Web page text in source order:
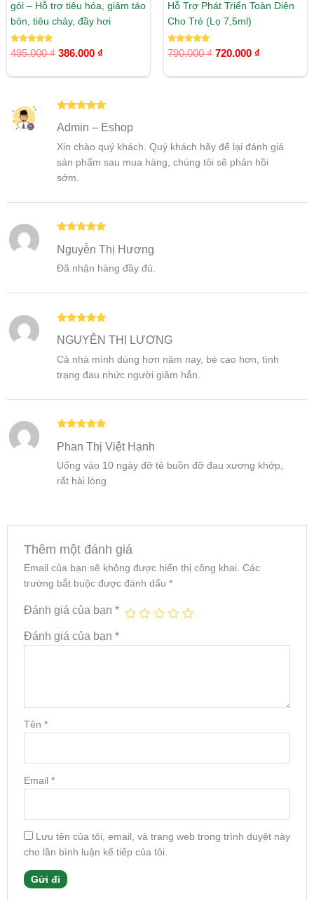
gói – Hỗ trợ tiêu hóa, giảm táo
bón, tiêu chảy, đầy hơi
Được xếp
hạng
495.000₫ 386.000 ₫
Hỗ Trợ Phát Triển Toàn Diện
Cho Trẻ (Lọ 7,5ml)
Được xếp
hạng
790.000₫ 720.000 ₫
hạng55
Admin – Eshop
Xin chào quý khách. Quý khách hãy để lại đánh giá
sản phẩm sau mua hàng, chúng tôi sẽ phản hồi
sớm.
hạng55
sao
Nguyễn Thị Hương
Đã nhận hàng đầy đủ.
Được xếp
hạng5 5
NGUYỄN THỊ LƯƠNG
Cả nhà mình dùng hơn năm nay, bé cao hơn, tình
trạng đau nhức người giảm hẳn.
hạng5 5
Phan Thị Việt Hạnh
Uống vào 10 ngày đỡ tê buồn đỡ đau xương khớp,
rất hài lòng
Thêm một đánh giá
Email của bạn sẽ không được hiển thị công khai. Các
trường bắt buộc được đánh dấu *
Đánh giá của bạn *
Đánh giá của bạn *
Tên *
Email *
Lưu tên của tôi, email, và trang web trong trình duyệt này
cho lần bình luận kế tiếp của tôi.